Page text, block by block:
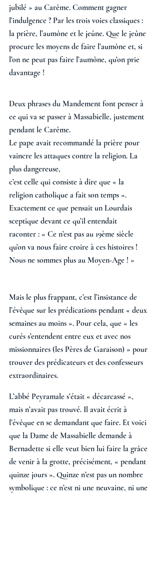
jubilé » au Carême. Comment gagner
l’indulgence ? Par les trois voies classiques :
la prière, l’aumône et le jeûne. Que le jeûne
procure les moyens de faire l’aumône et, si
l’on ne peut pas faire l’aumône, qu’on prie
davantage !
Deux phrases du Mandement font penser à
ce qui va se passer à Massabielle, justement
pendant le Carême.
Le pape avait recommandé la prière pour
vaincre les attaques contre la religion. La
plus dangereuse,
c’est celle qui consiste à dire que « la
religion catholique a fait son temps ».
Exactement ce que pensait un Lourdais
sceptique devant ce qu’il entendait
raconter : « Ce n’est pas au 19ème siècle
qu’on va nous faire croire à ces histoires !
Nous ne sommes plus au Moyen-Age ! »
Mais le plus frappant, c’est l’insistance de
l’évêque sur les prédications pendant « deux
semaines au moins ». Pour cela, que « les
curés s’entendent entre eux et avec nos
missionnaires (les Pères de Garaison) » pour
trouver des prédicateurs et des confesseurs
extraordinaires.
L’abbé Peyramale s’était « décarcassé »,
mais n’avait pas trouvé. Il avait écrit à
l’évêque en se demandant que faire. Et voici
que la Dame de Massabielle demande à
Bernadette si elle veut bien lui faire la grâce
de venir à la grotte, précisément, « pendant
quinze jours ». Quinze n’est pas un nombre
symbolique : ce n’est ni une neuvaine, ni une